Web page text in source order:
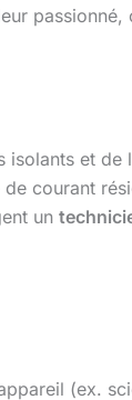
passionné,
isolants et
de courant
un
(ex.